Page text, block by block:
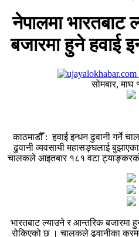
नेपालमा भारतबाट
बजारमा हुने हवाई
सोमबार,
काठमाडौँ : हवाई इन्धन ढुवानी गर्ने
ढुवानी व्यवसायी महासङ्घलाई
चालकले आइतबार १८१ वटा
भारतबाट ल्याउने र आन्तरिक बजारमा
रोकिएको छ । चालकले ढुवानीका